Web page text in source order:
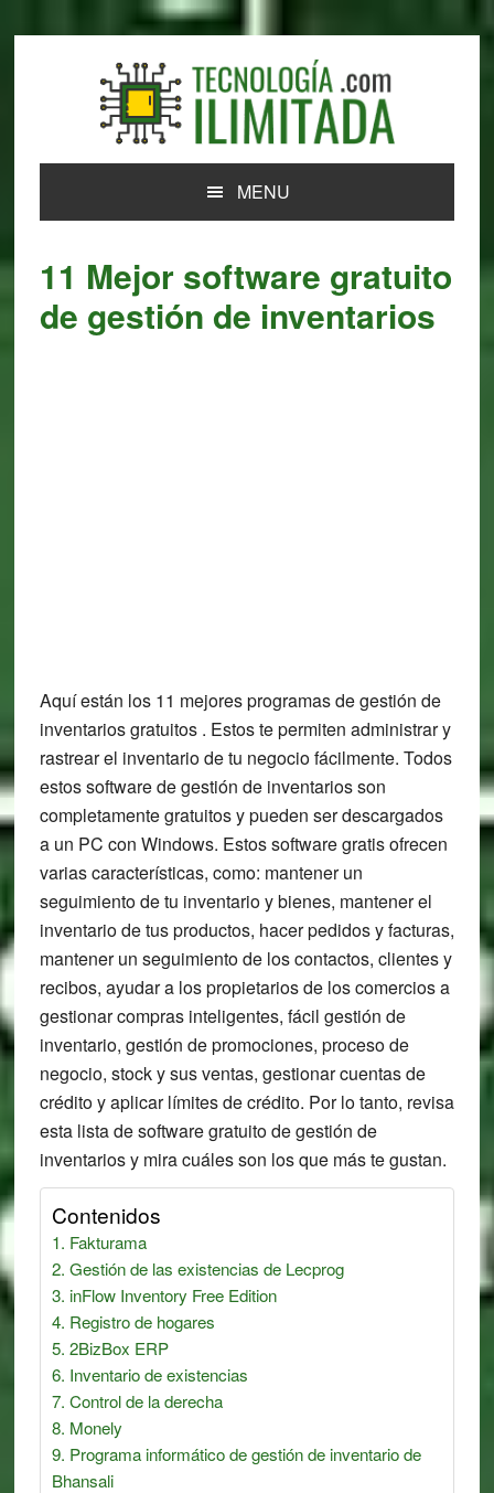
MENU
11 Mejor software gratuito
de gestión de inventarios
Aquí están los 11 mejores programas de gestión de
inventarios gratuitos . Estos te permiten administrar y
rastrear el inventario de tu negocio fácilmente. Todos
estos software de gestión de inventarios son
completamente gratuitos y pueden ser descargados
a un PC con Windows. Estos software gratis ofrecen
varias características, como: mantener un
seguimiento de tu inventario y bienes, mantener el
inventario de tus productos, hacer pedidos y facturas,
mantener un seguimiento de los contactos, clientes y
recibos, ayudar a los propietarios de los comercios a
gestionar compras inteligentes, fácil gestión de
inventario, gestión de promociones, proceso de
negocio, stock y sus ventas, gestionar cuentas de
crédito y aplicar límites de crédito. Por lo tanto, revisa
esta lista de software gratuito de gestión de
inventarios y mira cuáles son los que más te gustan.
Contenidos
Fakturama
Gestión de las existencias de Lecprog
inFlow Inventory Free Edition
Registro de hogares
2BizBox ERP
Inventario de existencias
Control de la derecha
Monely
Programa informático de gestión de inventario de
Bhansali